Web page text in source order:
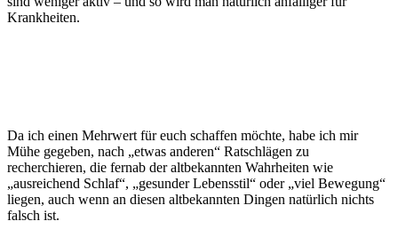
Krankheiten.
Da ich einen Mehrwert für euch schaffen möchte, habe ich mir
Mühe gegeben, nach „etwas anderen“ Ratschlägen zu
recherchieren, die fernab der altbekannten Wahrheiten wie
„ausreichend Schlaf“, „gesunder Lebensstil“ oder „viel Bewegung“
liegen, auch wenn an diesen altbekannten Dingen natürlich nichts
falsch ist.